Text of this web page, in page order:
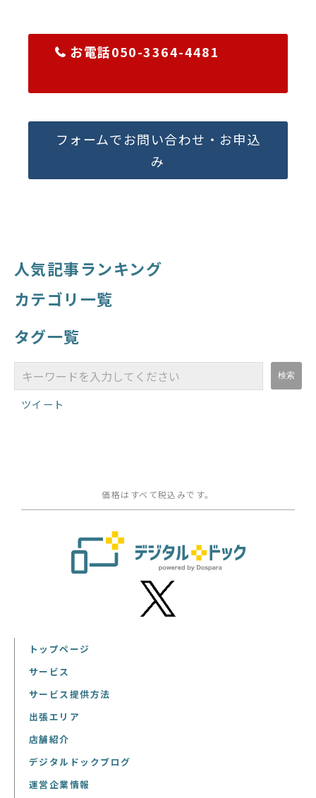
お電話050-3364-4481
フォームでお問い合わせ・お申込
み
人気記事ランキング
カテゴリ一覧
タグ一覧
ツイート
価格はすべて税込みです。
トップページ
サービス
サービス提供方法
出張エリア
店舗紹介
デジタルドックブログ
運営企業情報